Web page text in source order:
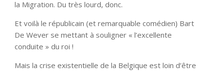
la Migration. Du très lourd, donc.
Et voilà le républicain (et remarquable comédien) Bart
De Wever se mettant à souligner « l’excellente
conduite » du roi !
Mais la crise existentielle de la Belgique est loin d’être